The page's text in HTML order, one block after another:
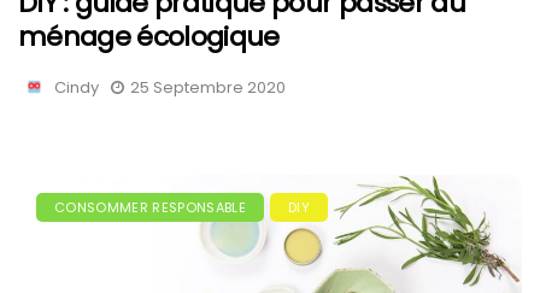
ménage écologique
Cindy 25 Septembre 2020
CONSOMMER RESPONSABLE DIY